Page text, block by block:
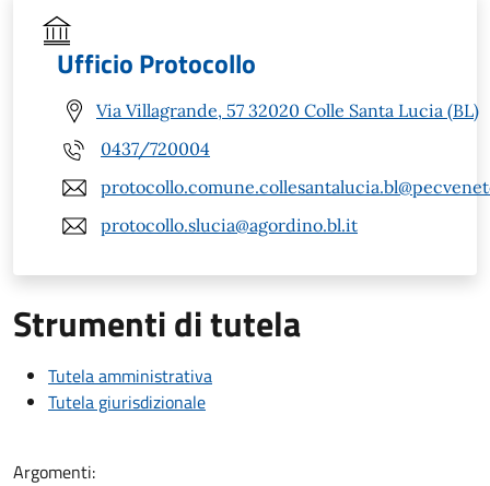
Ufficio Protocollo
Via Villagrande, 57 32020 Colle Santa Lucia (BL)
0437/720004
protocollo.slucia@agordino.bl.it
Strumenti di tutela
Tutela amministrativa
Tutela giurisdizionale
Argomenti: